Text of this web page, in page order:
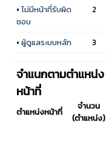
• ไม่มีหน้าที่รับผิด
ชอบ
2
• ผู้ดูแลระบบหลัก 3
จำแนกตามตำแหน่ง
หน้าที่
ตำแหน่งหน้าที่
จำนวน
(ตำแหน่ง)